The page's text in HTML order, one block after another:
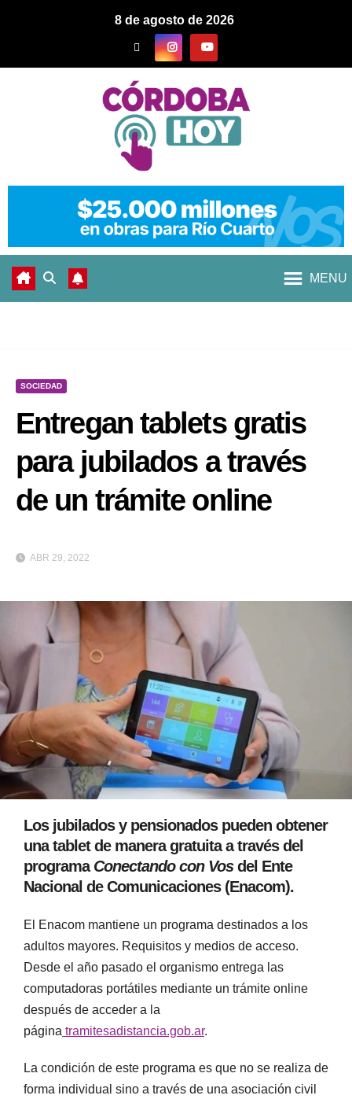
8 de agosto de 2026
MENU
SOCIEDAD
Entregan tablets gratis
para jubilados a través
de un trámite online
ABR 29, 2022
Los jubilados y pensionados pueden obtener
una tablet de manera gratuita a través del
programaConectando con Vosdel Ente
Nacional de Comunicaciones (Enacom).
El Enacom mantiene un programa destinados a los
adultos mayores. Requisitos y medios de acceso.
Desde el año pasado el organismo entrega las
computadoras portátiles mediante un trámite online
después de acceder a la
página tramitesadistancia.gob.ar.
La condición de este programa es que no se realiza de
forma individual sino a través de una asociación civil